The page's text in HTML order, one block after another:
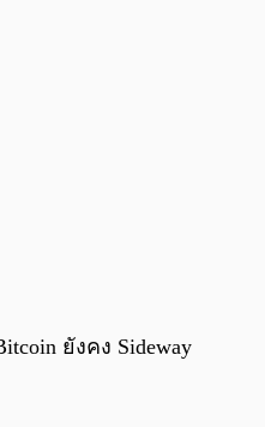
ยังคง Sideway